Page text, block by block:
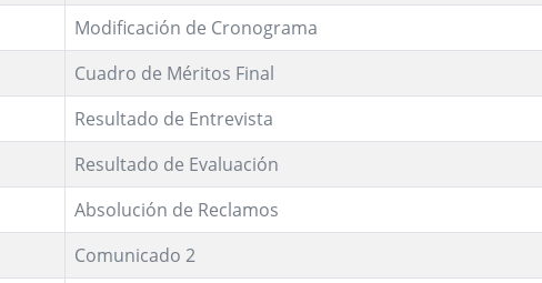
Modificación de Cronograma
Cuadro de Méritos Final
Resultado de Entrevista
Resultado de Evaluación
Absolución de Reclamos
Comunicado 2